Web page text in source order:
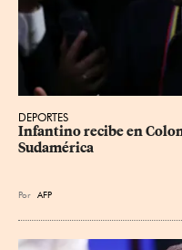
DEPORTES
Infantino recibe en
Sudamérica
Por AFP